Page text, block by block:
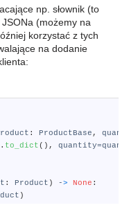
np. słownik (to
(możemy na
korzystać z tych
na dodanie
: ProductBase ,
. to_dict( ) , quantity=
: Product ) -> None :
)